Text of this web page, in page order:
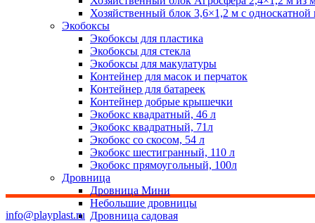
Хозяйственный блок 3,6×1,2 м с
Экобоксы
Экобоксы для пластика
Экобоксы для стекла
Экобоксы для макулатуры
Контейнер для масок и перчаток
Контейнер для батареек
Контейнер добрые крышечки
Экобокс квадратный, 46 л
Экобокс квадратный, 71л
Экобокс со скосом, 54 л
Экобокс шестигранный, 110 л
Экобокс прямоугольный, 100л
Дровница
Дровница Мини
Небольшие дровницы
Дровница садовая
info@playplast.ru